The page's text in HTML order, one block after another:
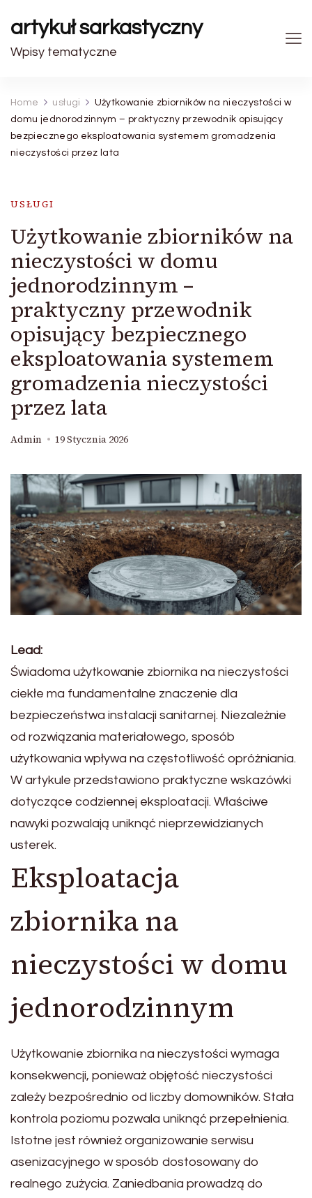
artykuł sarkastyczny
Wpisy tematyczne
Home usługi
Użytkowanie zbiorników na nieczystości w
domu jednorodzinnym – praktyczny przewodnik opisujący
bezpiecznego eksploatowania systemem gromadzenia
nieczystości przez lata
USŁUGI
Użytkowanie zbiorników na
nieczystości w domu
jednorodzinnym –
praktyczny przewodnik
opisujący bezpiecznego
eksploatowania systemem
gromadzenia nieczystości
przez lata
Admin 19 Stycznia 2026
Lead:
Świadoma użytkowanie zbiornika na nieczystości
ciekłe ma fundamentalne znaczenie dla
bezpieczeństwa instalacji sanitarnej. Niezależnie
od rozwiązania materiałowego, sposób
użytkowania wpływa na częstotliwość opróżniania.
W artykule przedstawiono praktyczne wskazówki
dotyczące codziennej eksploatacji. Właściwe
nawyki pozwalają uniknąć nieprzewidzianych
usterek.
Eksploatacja
zbiornika na
nieczystości w domu
jednorodzinnym
Użytkowanie zbiornika na nieczystości wymaga
konsekwencji, ponieważ objętość nieczystości
zależy bezpośrednio od liczby domowników. Stała
kontrola poziomu pozwala uniknąć przepełnienia.
Istotne jest również organizowanie serwisu
asenizacyjnego w sposób dostosowany do
realnego zużycia. Zaniedbania prowadzą do